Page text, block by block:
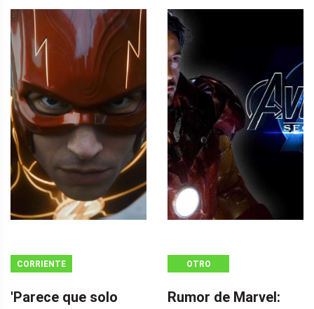
CORRIENTE
'Parece que solo
OTRO
Rumor de Marvel: